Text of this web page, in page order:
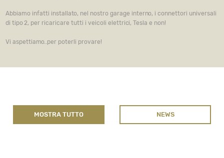
Abbiamo infatti installato, nel nostro garage interno, i connettori universali
di tipo 2, per ricaricare tutti i veicoli elettrici, Tesla e non!
Vi aspettiamo..per poterli provare!
MOSTRA TUTTO NEWS